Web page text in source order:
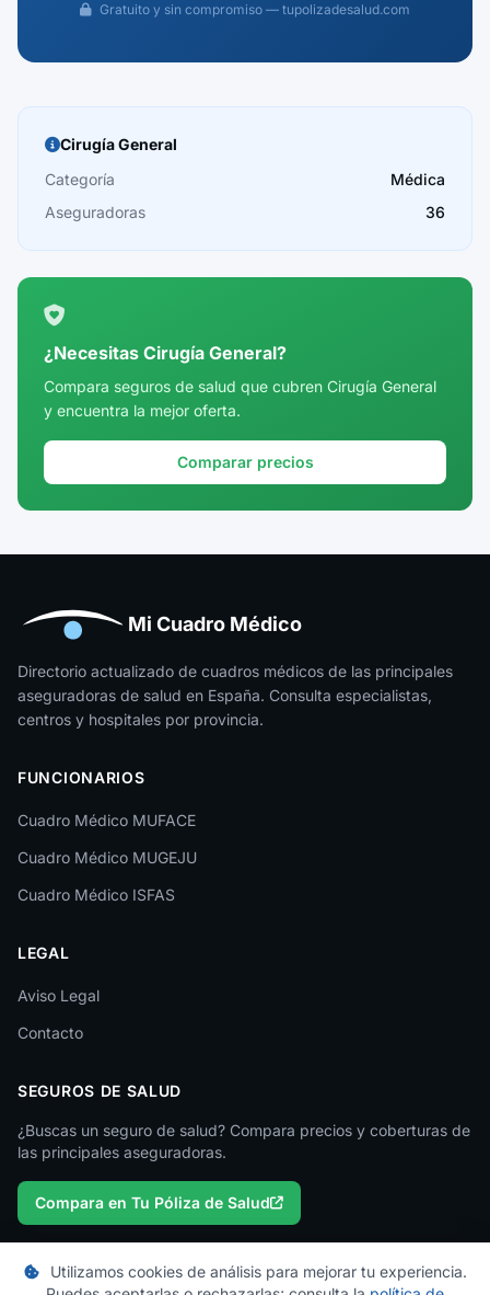
Gratuito y sin compromiso — tupolizadesalud.com
Cirugía General
Categoría
Médica
Aseguradoras
36
¿Necesitas Cirugía General?
Compara seguros de salud que cubren Cirugía General
y encuentra la mejor oferta.
Comparar precios
Mi Cuadro Médico
Directorio actualizado de cuadros médicos de las principales
aseguradoras de salud en España. Consulta especialistas,
centros y hospitales por provincia.
FUNCIONARIOS
Cuadro Médico MUFACE
Cuadro Médico MUGEJU
Cuadro Médico ISFAS
LEGAL
Aviso Legal
Contacto
SEGUROS DE SALUD
¿Buscas un seguro de salud? Compara precios y coberturas de
las principales aseguradoras.
Compara en Tu Póliza de Salud
Utilizamos cookies de análisis para mejorar tu experiencia.